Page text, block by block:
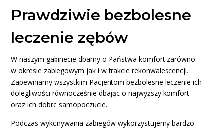
Prawdziwie bezbolesne
leczenie zębów
W naszym gabinecie dbamy o Państwa komfort zarówno
w okresie zabiegowym jak i w trakcie rekonwalescencji.
Zapewniamy wszystkim Pacjentom bezbolesne leczenie ich
dolegliwości równocześnie dbając o najwyższy komfort
oraz ich dobre samopoczucie.
Podczas wykonywania zabiegów wykorzystujemy bardzo